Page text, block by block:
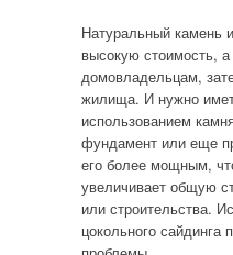
Натуральный камень
высокую стоимость,
домовладельцам,
жилища. И нужно
использованием
фундамент или еще
его более мощным,
увеличивает общую
или строительства.
цокольного сайдинга